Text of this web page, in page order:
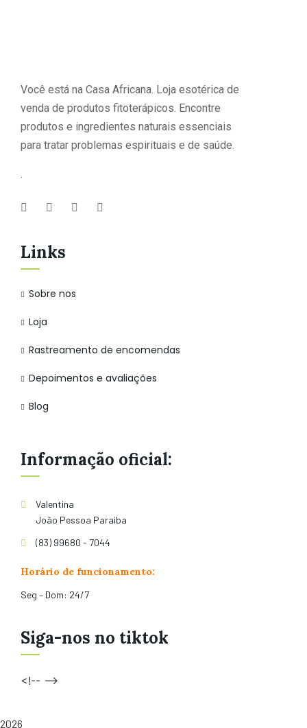
Você está na Casa Africana. Loja esotérica de
venda de produtos fitoterápicos. Encontre
produtos e ingredientes naturais essenciais
para tratar problemas espirituais e de saúde.
.
Links
Sobre nos
Loja
Rastreamento de encomendas
Depoimentos e avaliações
Blog
Informação oficial:
Valentina
João Pessoa Paraiba
(83) 99680 - 7044
Horário de funcionamento:
Seg – Dom: 24/7
Siga-nos no tiktok
<!-- -->
2026